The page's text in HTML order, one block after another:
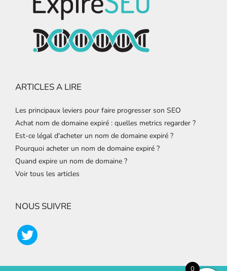
ARTICLES A LIRE
Les principaux leviers pour faire progresser son SEO
Achat nom de domaine expiré : quelles metrics regarder ?
Est-ce légal d'acheter un nom de domaine expiré ?
Pourquoi acheter un nom de domaine expiré ?
Quand expire un nom de domaine ?
Voir tous les articles
NOUS SUIVRE
0